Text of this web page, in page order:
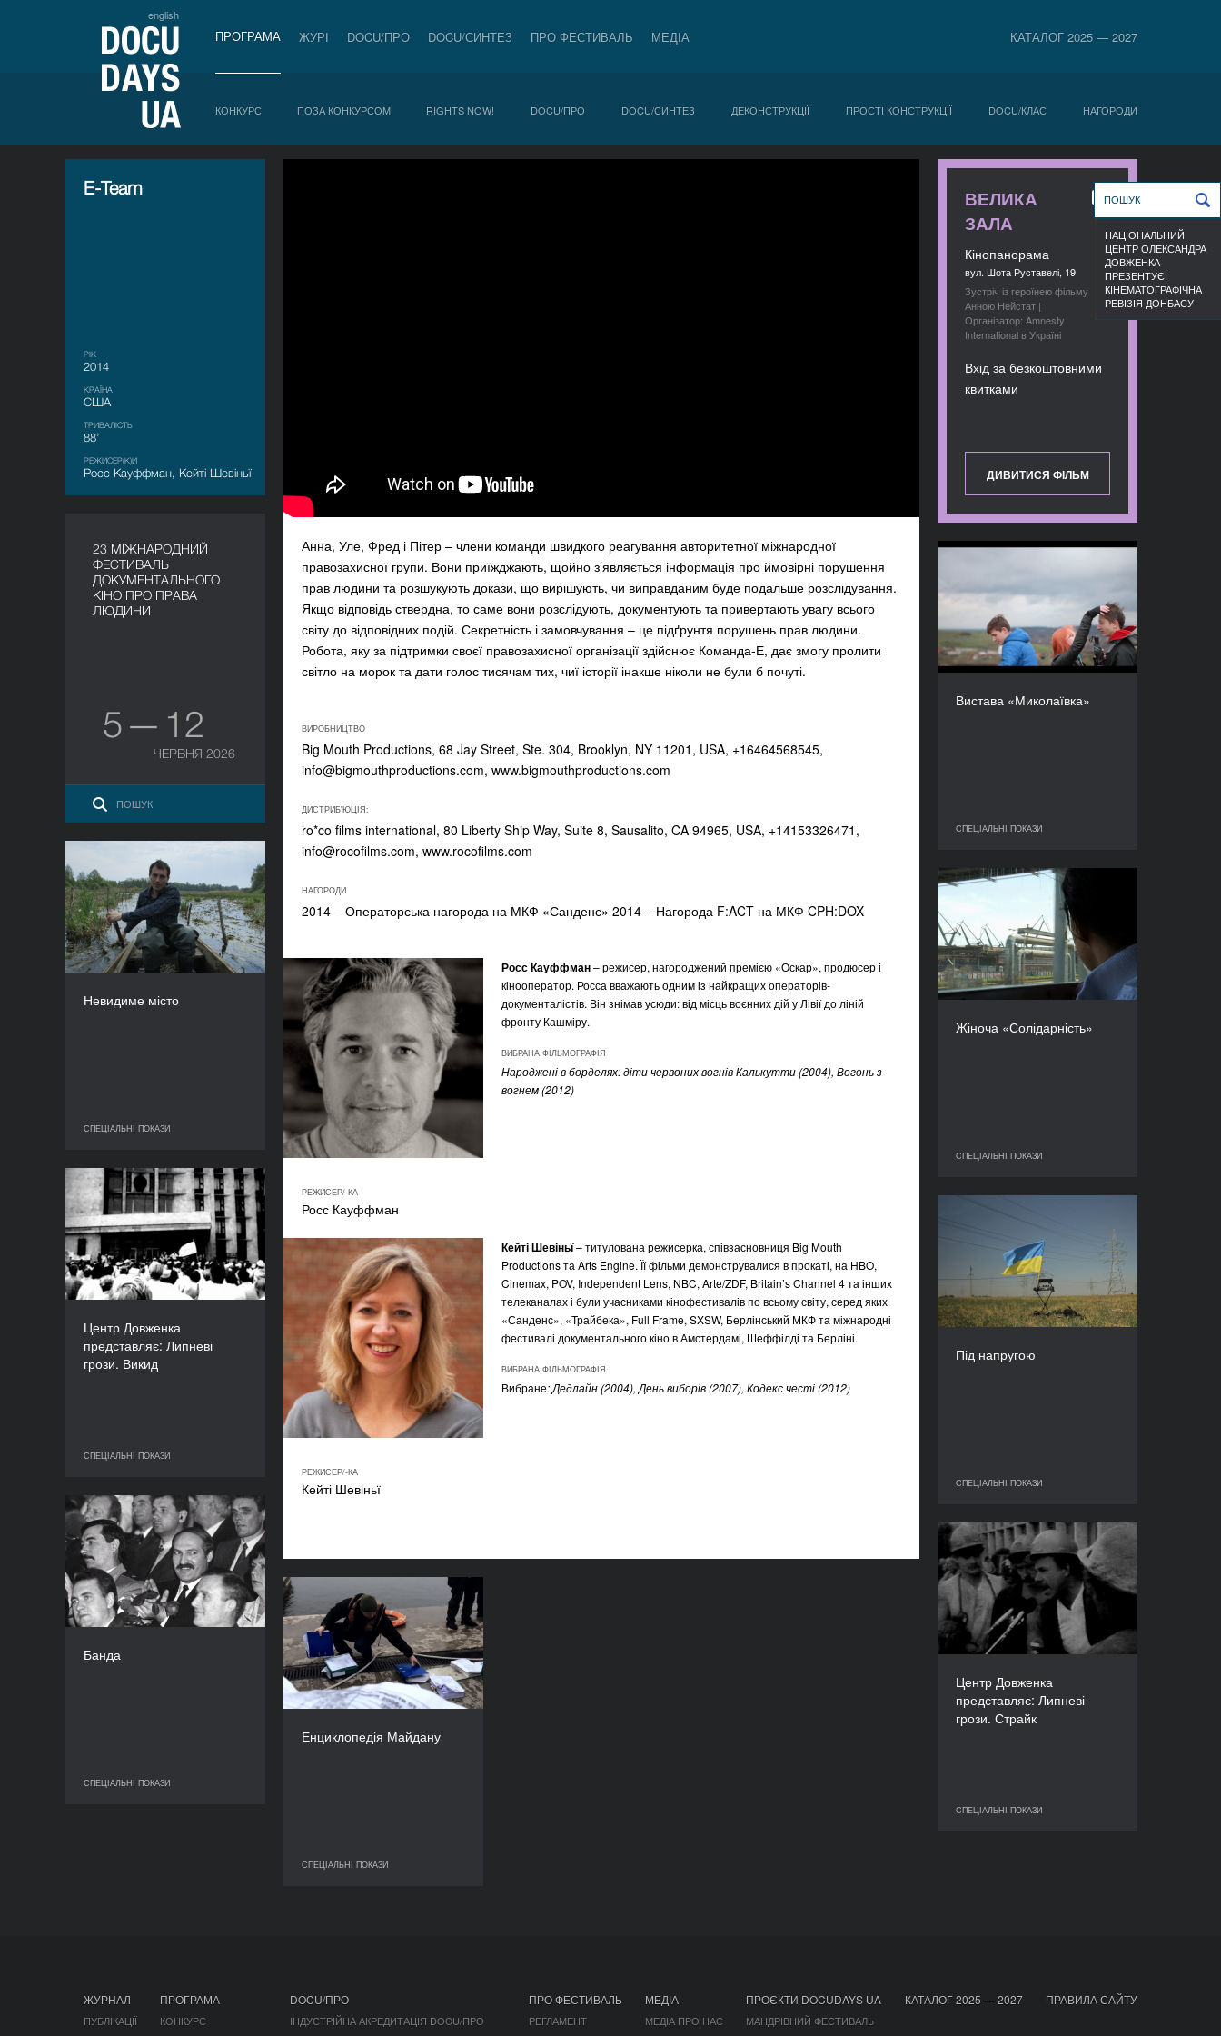
english
ПРОГРАМА ЖУРІ DOCU/ПРО DOCU/СИНТЕЗ ПРО ФЕСТИВАЛЬ МЕДІА КАТАЛОГ 2025 — 2027
КОНКУРС ПОЗА КОНКУРСОМ RIGHTS NOW! DOCU/ПРО DOCU/СИНТЕЗ ДЕКОНСТРУКЦІЇ ПРОСТІ КОНСТРУКЦІЇ DOCU/КЛАС НАГОРОДИ
E-Team
РІК
2014
КРАЇНА
США
ТРИВАЛІСТЬ
88’
РЕЖИСЕР(К)И
Росс Кауффман, Кейті Шевіньї
Анна, Уле, Фред і Пітер – члени команди швидкого реагування авторитетної міжнародної
правозахисної групи. Вони приїжджають, щойно з’являється інформація про ймовірні порушення
прав людини та розшукують докази, що вирішують, чи виправданим буде подальше розслідування.
Якщо відповідь ствердна, то саме вони розслідують, документують та привертають увагу всього
світу до відповідних подій. Секретність і замовчування – це підґрунтя порушень прав людини.
Робота, яку за підтримки своєї правозахисної організації здійснює Команда-Е, дає змогу пролити
світло на морок та дати голос тисячам тих, чиї історії інакше ніколи не були б почуті.
ВИРОБНИЦТВО
Big Mouth Productions, 68 Jay Street, Ste. 304, Brooklyn, NY 11201, USA, +16464568545,
info@bigmouthproductions.com, www.bigmouthproductions.com
ДИСТРИБ'ЮЦІЯ:
ro*co films international, 80 Liberty Ship Way, Suite 8, Sausalito, CA 94965, USA, +14153326471,
info@rocofilms.com, www.rocofilms.com
НАГОРОДИ
2014 – Операторська нагорода на МКФ «Санденс» 2014 – Нагорода F:ACT на МКФ CPH:DOX
РЕЖИСЕР/-КА
Росс Кауффман
Росс Кауффман– режисер, нагороджений премією «Оскар», продюсер і
кінооператор. Росса вважають одним із найкращих операторів-
документалістів. Він знімав усюди: від місць воєнних дій у Лівії до ліній
фронту Кашміру.
ВИБРАНА ФІЛЬМОГРАФІЯ
Народжені в борделях: діти червоних вогнів Калькутти (2004), Вогонь з
вогнем (2012)
РЕЖИСЕР/-КА
Кейті Шевіньї
Кейті Шевіньї– титулована режисерка, співзасновниця Big Mouth
Productions та Arts Engine. Її фільми демонструвалися в прокаті, на HBO,
Cinemax, POV, Independent Lens, NBC, Arte/ZDF, Britain’s Channel 4 та інших
телеканалах і були учасниками кінофестивалів по всьому світу, серед яких
«Санденс», «Трайбека», Full Frame, SXSW, Берлінський МКФ та міжнародні
фестивалі документального кіно в Амстердамі, Шеффілді та Берліні.
ВИБРАНА ФІЛЬМОГРАФІЯ
Вибране: Дедлайн (2004), День виборів (2007), Кодекс честі (2012)
ВЕЛИКА
ЗАЛА
Кінопанорама
вул. Шота Руставелі, 19
Зустріч із героїнею фільму
Анною Нейстат |
Організатор: Amnesty
International в Україні
Вхід за безкоштовними
квитками
ДИВИТИСЯ ФІЛЬМ
23 МІЖНАРОДНИЙ
ФЕСТИВАЛЬ
ДОКУМЕНТАЛЬНОГО
КІНО ПРО ПРАВА
ЛЮДИНИ
5 — 12
ЧЕРВНЯ 2026
Вистава «Миколаївка»
СПЕЦІАЛЬНІ ПОКАЗИ
Вистава «Миколаївка»
Наталя Ворожбит, Ґеорґ
Жено
СПЕЦІАЛЬНІ ПОКАЗИ
Невидиме місто
СПЕЦІАЛЬНІ ПОКАЗИ
Невидиме місто
РІК
2014
КРАЇНА
Латвія
РЕЖИСЕР/-КА
СПЕЦІАЛЬНІ ПОКАЗИ
Жіноча «Солідарність»
СПЕЦІАЛЬНІ ПОКАЗИ
Жіноча «Солідарність»
2014
КРАЇНА
Польща
РЕЖИСЕР(К)И
Шлівовський
СПЕЦІАЛЬНІ ПОКАЗИ
Центр Довженка
представляє: Липневі
грози. Викид
СПЕЦІАЛЬНІ ПОКАЗИ
Центр Довженка
представляє: Липневі
грози. Викид
РІК
1991
КРАЇНА
Анатолій Карась, Віктор
СПЕЦІАЛЬНІ ПОКАЗИ
Під напругою
СПЕЦІАЛЬНІ ПОКАЗИ
РІК
2016
КРАЇНА
Україна
РЕЖИСЕР/-КА
СПЕЦІАЛЬНІ ПОКАЗИ
Банда
СПЕЦІАЛЬНІ ПОКАЗИ
Банда
РІК
2015
КРАЇНА
Білорусь
РЕЖИСЕР/-КА
СПЕЦІАЛЬНІ ПОКАЗИ
Центр Довженка
представляє: Липневі
грози. Страйк
СПЕЦІАЛЬНІ ПОКАЗИ
Центр Довженка
представляє: Липневі
грози. Страйк
КРАЇНА
Анатолій Карась, Віктор
СПЕЦІАЛЬНІ ПОКАЗИ
Енциклопедія Майдану
СПЕЦІАЛЬНІ ПОКАЗИ
Енциклопедія Майдану
КРАЇНА
Україна
РЕЖИСЕР/-КА
Сергій Лисенко
СПЕЦІАЛЬНІ ПОКАЗИ
ЖУРНАЛ
ПУБЛІКАЦІЇ
ПРОГРАМА
КОНКУРС
DOCU/ПРО
ІНДУСТРІЙНА АКРЕДИТАЦІЯ DOCU/ПРО
ПРО ФЕСТИВАЛЬ
РЕГЛАМЕНТ
МЕДІА
МЕДІА ПРО НАС
ПРОЄКТИ DOCUDAYS UA
МАНДРІВНИЙ ФЕСТИВАЛЬ
КАТАЛОГ 2025 — 2027 ПРАВИЛА САЙТУ
НАЦІОНАЛЬНИЙ
ЦЕНТР ОЛЕКСАНДРА
ДОВЖЕНКА
ПРЕЗЕНТУЄ:
КІНЕМАТОГРАФІЧНА
РЕВІЗІЯ ДОНБАСУ